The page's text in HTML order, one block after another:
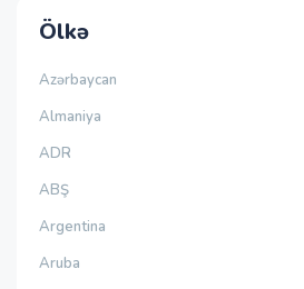
Ölkə
Azərbaycan
Almaniya
ADR
ABŞ
Argentina
Aruba